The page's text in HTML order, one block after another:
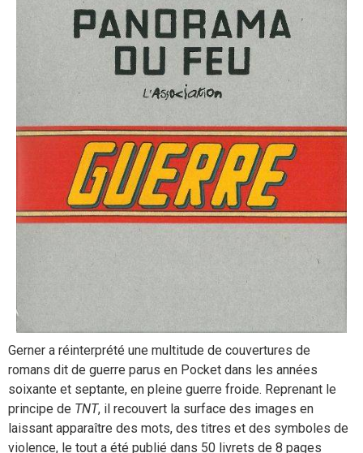
Gerner a réinterprété une multitude de couvertures de
romans dit de guerre parus en Pocket dans les années
soixante et septante, en pleine guerre froide. Reprenant le
principe de TNT, il recouvert la surface des images en
laissant apparaître des mots, des titres et des symboles de
violence, le tout a été publié dans 50 livrets de 8 pages